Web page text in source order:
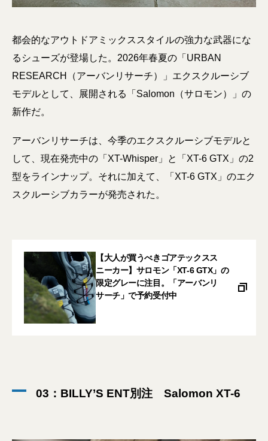
都会的なアウトドアミックススタイルの強力な武器にな
るシューズが登場した。2026年春夏の「URBAN
RESEARCH（アーバンリサーチ）」エクスクルーシブ
モデルとして、展開される「Salomon（サロモン）」の
新作だ。
アーバンリサーチは、今季のエクスクルーシブモデルと
して、現在発売中の「XT-Whisper」と「XT-6 GTX」の2
型をラインナップ。それに加えて、「XT-6 GTX」のエク
スクルーシブカラーが発売された。
【大人が買うべきゴアテックスス
ニーカー】サロモン「XT-6 GTX」の
限定グレーに注目。「アーバンリ
サーチ」で予約受付中
03：BILLY’S ENT別注 Salomon XT-6